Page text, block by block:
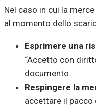
Nel caso in cui la
al momento dello
Esprimere una
“Accetto con
documento.
Respingere la
accettare il pacco